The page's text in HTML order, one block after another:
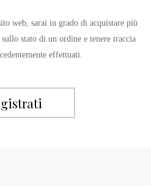
web, sarai in grado di acquistare più
stato di un ordine e tenere traccia
effettuati.